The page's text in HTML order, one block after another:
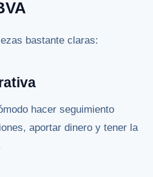
bastante claras:
hacer seguimiento
aportar dinero y tener la